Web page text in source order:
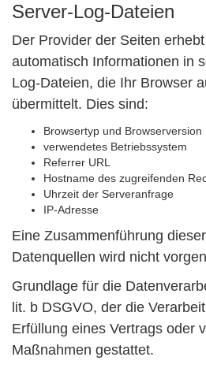
Server-Log-Dateien
Der Provider der Seiten
automatisch Informationen in
Log-Dateien, die Ihr Browser
übermittelt. Dies sind:
Browsertyp und Browserversion
verwendetes Betriebssystem
Referrer URL
Hostname des zugreifenden
Uhrzeit der Serveranfrage
IP-Adresse
Eine Zusammenführung
Datenquellen wird nicht
Grundlage für die
lit. b DSGVO, der die
Erfüllung eines Vertrags oder
Maßnahmen gestattet.